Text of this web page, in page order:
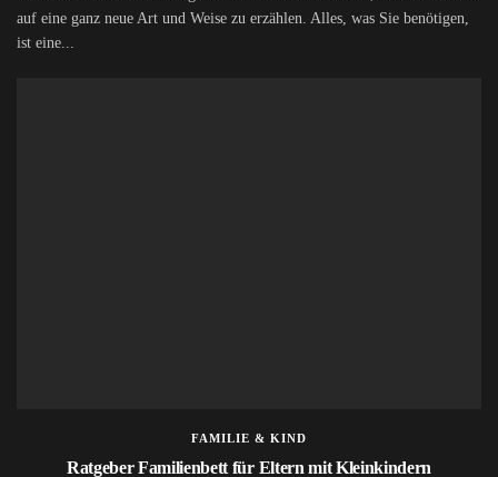
auf eine ganz neue Art und Weise zu erzählen. Alles, was Sie benötigen,
ist eine...
FAMILIE & KIND
Ratgeber Familienbett für Eltern mit Kleinkindern